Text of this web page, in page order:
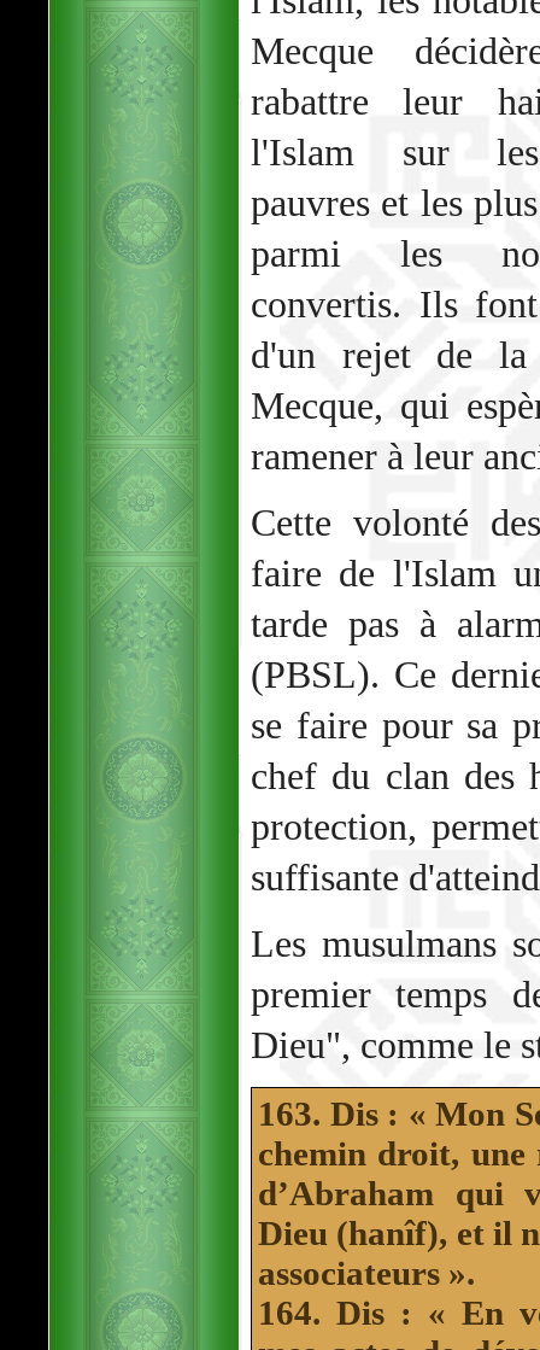
Mecque
rabattre leur
l'Islam sur
pauvres et les
parmi les
convertis. Ils
d'un rejet de
Mecque, qui
ramener à leur
Cette volonté
faire de l'Islam
tarde pas à
(PBSL). Ce
se faire pour sa
chef du clan des
protection,
suffisante
Les musulmans
premier temps
Dieu", comme le
163. Dis : « Mon
chemin droit,
d’Abraham qui
Dieu (hanîf), et il
associateurs ».
164. Dis : « En